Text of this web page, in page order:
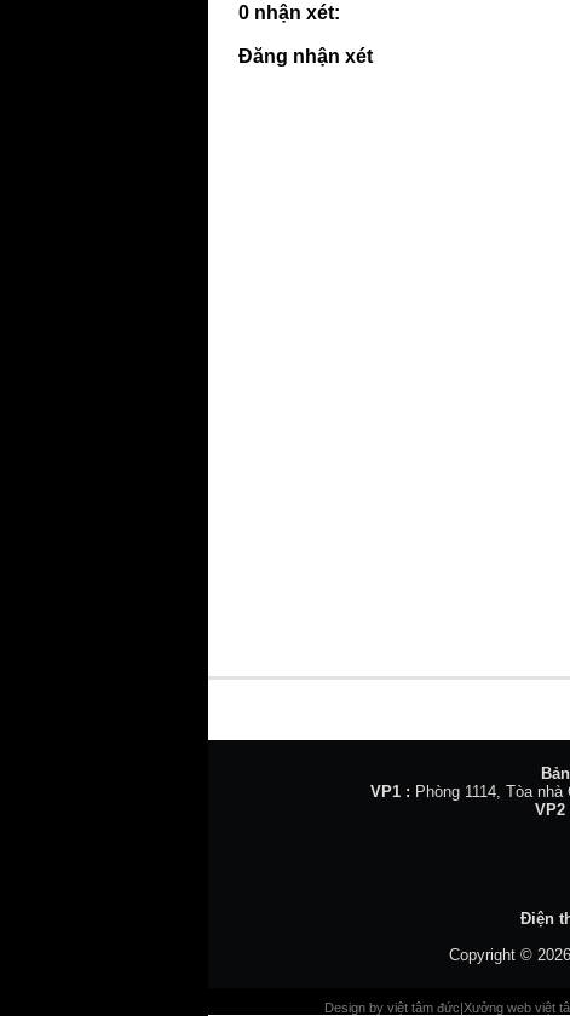
0 nhận xét:
Đăng nhận xét
VP1 : Phòng 1114, Tòa
VP2
Điện
Copyright © 2026
Design by việt tâm đức|Xưởng web việt